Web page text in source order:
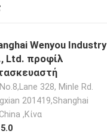
Wenyou Industry
Ltd. προφίλ
No.8,Lane 328, Minle Rd.
201419,Shanghai
,Κίνα
5.0